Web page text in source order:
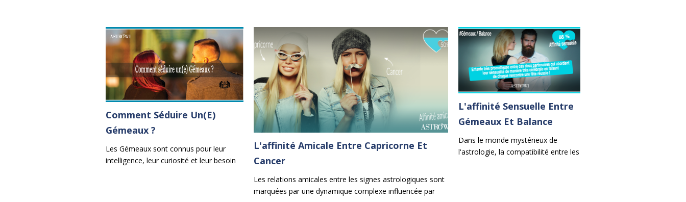
Comment Séduire Un(e)
Gémeaux ?
Les Gémeaux sont connus pour leur
intelligence, leur curiosité et leur besoin
L'affinité Amicale Entre Capricorne Et
Cancer
Les relations amicales entre les signes astrologiques sont
marquées par une dynamique complexe influencée par
L'affinité Sensuelle Entre
Gémeaux Et Balance
Dans le monde mystérieux de
l'astrologie, la compatibilité entre les